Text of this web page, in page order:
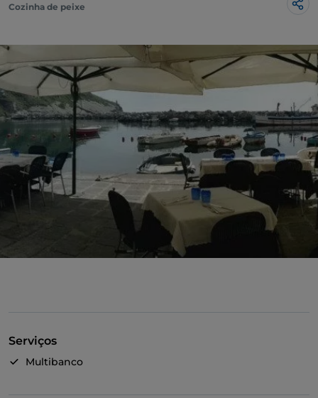
Cozinha de peixe
Serviços
Multibanco